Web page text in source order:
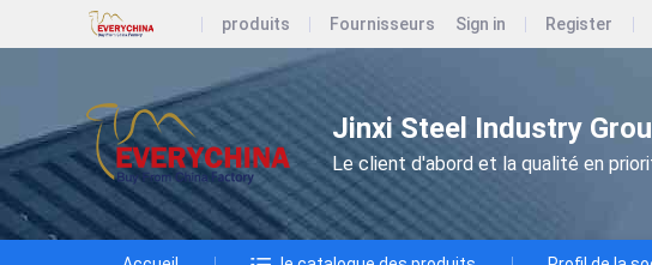
produits Fournisseurs Sign in Register
Jinxi Steel Industry
Le client d'abord et la qualité en